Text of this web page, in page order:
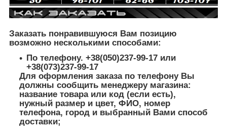
Заказать понравившуюся Вам позицию
возможно несколькими способами:
По телефону. +38(050)237-99-17 или
+38(073)237-99-17
Для оформления заказа по телефону Вы
должны сообщить менеджеру магазина:
название товара или код (если есть),
нужный размер и цвет, ФИО, номер
телефона, город и выбранный Вами способ
доставки;